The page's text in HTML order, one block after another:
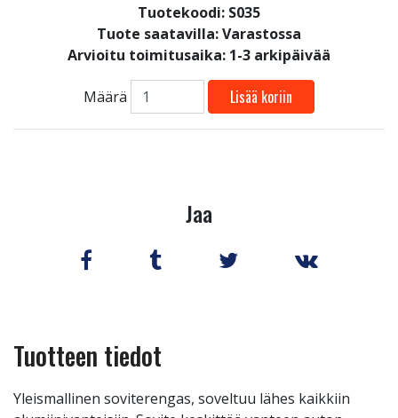
Tuotekoodi: S035
Tuote saatavilla:Varastossa
Arvioitu toimitusaika: 1-3 arkipäivää
Määrä Lisää koriin
Jaa
Tuotteen tiedot
Yleismallinen soviterengas, soveltuu lähes kaikkiin